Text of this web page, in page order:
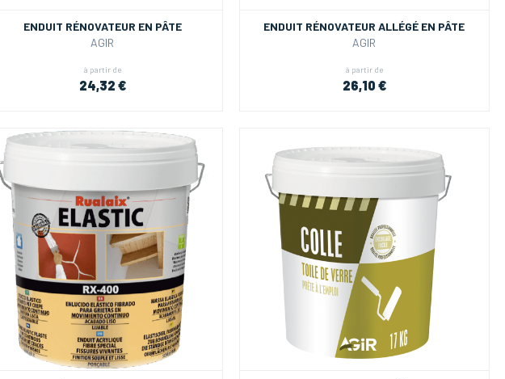
ENDUIT RÉNOVATEUR EN PÂTE
AGIR
à partir de
24,32 €
ENDUIT RÉNOVATEUR ALLÉGÉ EN PÂTE
AGIR
à partir de
26,10 €